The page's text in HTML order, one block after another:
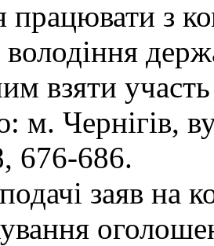
працювати з
володіння
взяти участь
м. Чернігів,
676-686.
заяв на